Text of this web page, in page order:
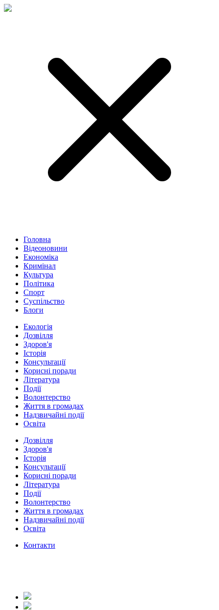
Головна
Відеоновини
Економіка
Кримінал
Культура
Політика
Спорт
Суспільство
Блоги
Екологія
Дозвілля
Здоров'я
Історія
Консультації
Корисні поради
Література
Події
Волонтерство
Життя в громадах
Надзвичайні події
Освіта
Дозвілля
Здоров'я
Історія
Консультації
Корисні поради
Література
Події
Волонтерство
Життя в громадах
Надзвичайні події
Освіта
Контакти